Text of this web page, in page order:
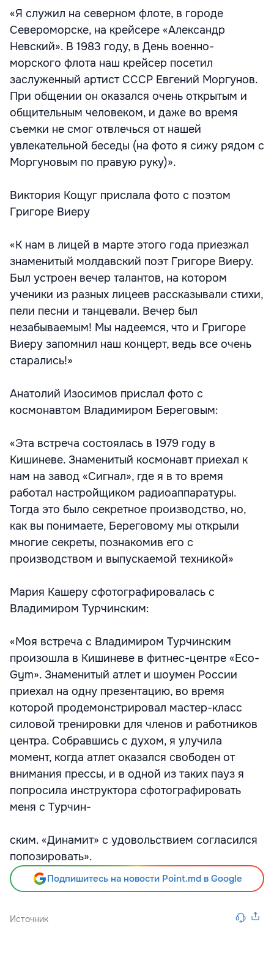
«Я служил на северном флоте, в городе
Североморске, на крейсере «Александр
Невский». В 1983 году, в День военно-
морского флота наш крейсер посетил
заслуженный артист СССР Евгений Моргунов.
При общении он оказался очень открытым и
общительным человеком, и даже во время
съемки не смог отвлечься от нашей
увлекательной беседы (на фото я сижу рядом с
Моргуновым по правую руку)».
Виктория Кощуг прислала фото с поэтом
Григоре Виеру
«К нам в лицей в марте этого года приезжал
знаменитый молдавский поэт Григоре Виеру.
Был устроен вечер талантов, на котором
ученики из разных лицеев рассказывали стихи,
пели песни и танцевали. Вечер был
незабываемым! Мы надеемся, что и Григоре
Виеру запомнил наш концерт, ведь все очень
старались!»
Анатолий Изосимов прислал фото с
космонавтом Владимиром Береговым:
«Эта встреча состоялась в 1979 году в
Кишиневе. Знаменитый космонавт приехал к
нам на завод «Сигнал», где я в то время
работал настройщиком радиоаппаратуры.
Тогда это было секретное производство, но,
как вы понимаете, Береговому мы открыли
многие секреты, познакомив его с
производством и выпускаемой техникой»
Мария Кашеру сфотографировалась с
Владимиром Турчинским:
«Моя встреча с Владимиром Турчинским
произошла в Кишиневе в фитнес-центре «Eco-
Gym». Знаменитый атлет и шоумен России
приехал на одну презентацию, во время
которой продемонстрировал мастер-класс
силовой тренировки для членов и работников
центра. Собравшись с духом, я улучила
момент, когда атлет оказался свободен от
внимания прессы, и в одной из таких пауз я
попросила инструктора сфотографировать
меня с Турчин-
ским. «Динамит» с удовольствием согласился
попозировать».
Подпишитесь на новости Point.md в Google
Источник